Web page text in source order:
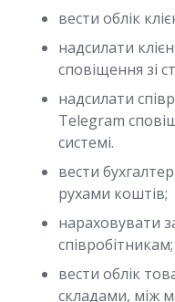
вести облік
надсилати
сповіщення зі
надсилати
Telegram
системі.
вести
рухами коштів;
нараховувати
співробітникам;
вести облік
складами, між